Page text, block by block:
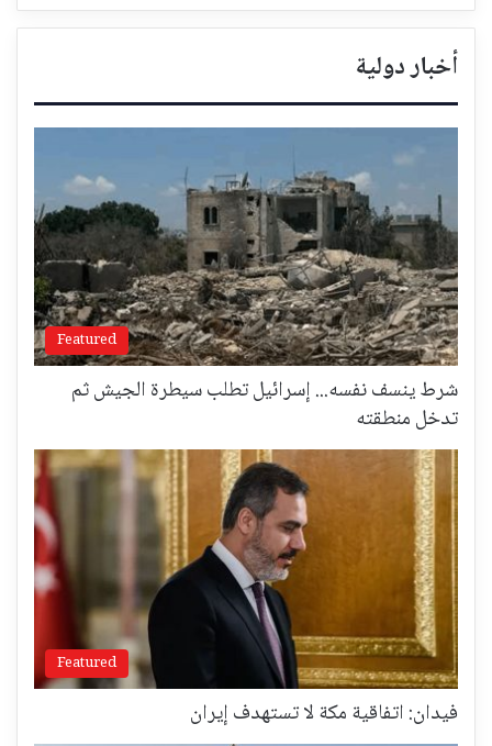
أخبار دولية
Featured
شرط ينسف نفسه... إسرائيل تطلب سيطرة الجيش ثم
تدخل منطقته
Featured
فيدان: اتفاقية مكة لا تستهدف إيران